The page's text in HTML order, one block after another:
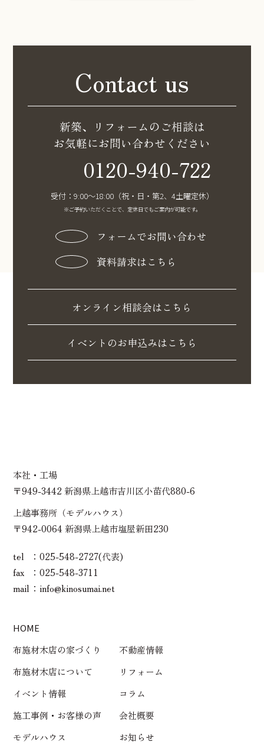
Contact us
新築、リフォームのご相談は
お気軽にお問い合わせください
0120-940-722
受付：9:00〜18:00（祝・日・第2、4土曜定休）
※ご予約いただくことで、定休日でもご案内が可能です。
フォームでお問い合わせ
資料請求はこちら
オンライン相談会はこちら
イベントのお申込みはこちら
本社・工場
〒949-3442 新潟県上越市吉川区小苗代880-6
上越事務所（モデルハウス）
〒942-0064 新潟県上越市塩屋新田230
tel
025-548-2727(代表)
fax
025-548-3711
mail
info@kinosumai.net
HOME
布施材木店の家づくり
布施材木店について
イベント情報
施工事例・お客様の声
モデルハウス
不動産情報
リフォーム
コラム
会社概要
お知らせ